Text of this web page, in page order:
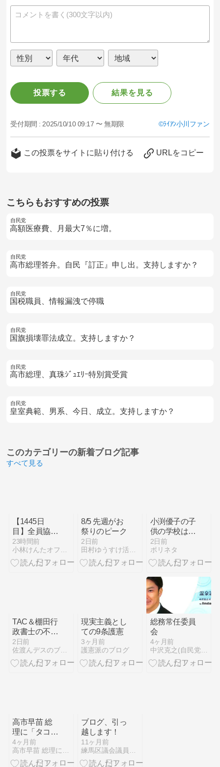
投票する 結果を見る
受付期間 : 2025/10/10 09:17 〜 無期限 ﾗｲｱﾝ小川ファン
この投票をサイトに貼り付ける URLをコピー
こちらもおすすめの投票
自民党
高額医療費、月最大7％に増。
自民党
高市総理答弁。自民『訂正』申し出。支持しますか？
自民党
国税職員、情報漏洩で停職
自民党
国旗損壊罪法成立。支持しますか？
自民党
高市総理、真珠ｼﾞｭｴﾘｰ特別賞受賞
自民党
皇室典範、男系、今日、成立。支持しますか？
このカテゴリーの新着ブログ記事
すべて見る
【1445日
目】全員協議
会
23時間前
小林けんたオフィシャルブログ「都留市議会議員 小林けんたの…
8/5 先週がお
祭りのピーク
2日前
田村ゆうすけ活動日記（神奈川県議会議員）
小渕優子の子
供の学校は早
稲田系列？次
男の学級崩壊
の噂も徹底調
2日前
ポリネタ
TAC＆棚田行
政書士の不動
産大学の教材
で紙１枚勉強
法で宅建業法
2日前
佐渡んデスのブログなのだ！！
現実主義とし
ての9条護憲
3ヶ月前
護憲派のブログ
総務常任委員
会
4ヶ月前
中沢克之(自民党鎌倉市会議員) オフィシャルブログ「温泉議…
高市早苗 総
理に「タコ
市」連発★
京都新聞 朝
刊1面★ 浜矩
4ヶ月前
高市早苗 総理に「タコ市」連発★ 京都新聞 朝刊1面★
ブログ、引っ
越します！
11ヶ月前
練馬区議会議員小川けいこの「ねりまなでしこ日記」